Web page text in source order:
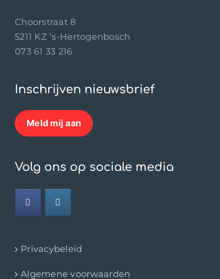
Choorstraat 8
5211 KZ ‘s-Hertogenbosch
073 61 33 216
Inschrijven nieuwsbrief
Meld mij aan
Volg ons op sociale media
Privacybeleid
Algemene voorwaarden